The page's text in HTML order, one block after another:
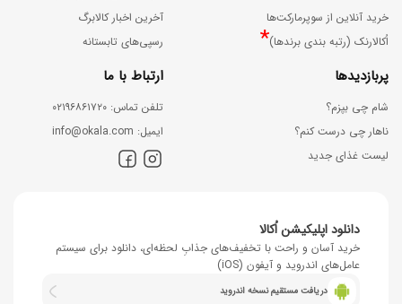
خرید آنلاین از سوپرمارکت‌ها
اُکالارنک (رتبه بندی برندها)*
آخرین اخبار کالابرگ
رسپی‌های تابستانه
پربازدیدها
شام چی بپزم؟
ناهار چی درست کنم؟
لیست غذای جدید
ارتباط با ما
ﺗﻠﻔﻦ ﺗﻤﺎس: ۰۲۱۹۶۸۶۱۷۲۰
اﯾﻤﯿﻞ: info@okala.com
دانلود اپلیکیشن اُکالا
خرید آسان و راحت با تخفیف‌های جذابِ لحظه‌ای، دانلود برای سیستم
عامل‌های اندروید و آیفون (iOS)
دریافت مستقیم نسخه اندروید